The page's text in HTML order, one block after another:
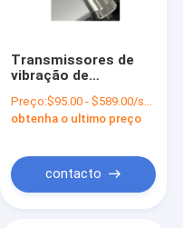
Transmissores de
vibração de
para monitorização
de motores elétricos
Preço:$95.00 - $589.00/sets
obtenha o ultimo preço
contacto